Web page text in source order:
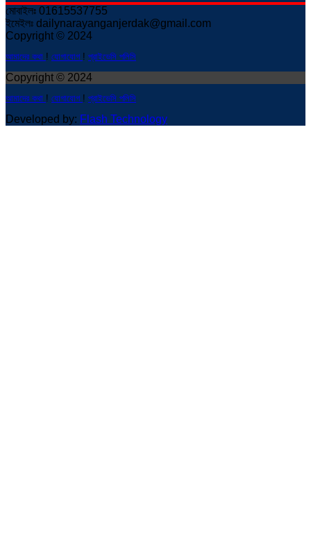
মোবাইলঃ 01615537755
ইমেইলঃ dailynarayanganjerdak@gmail.com
Copyright © 2024
আমাদের কথা ! যোগাযোগ ! প্রাইভেসি পলিসি
Copyright © 2024
আমাদের কথা ! যোগাযোগ ! প্রাইভেসি পলিসি
Developed by: Flash Technology